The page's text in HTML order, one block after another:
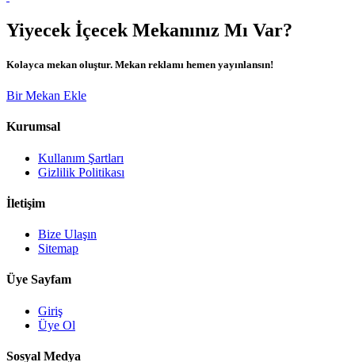
Yiyecek İçecek Mekanınız Mı Var?
Kolayca mekan oluştur. Mekan reklamı hemen yayınlansın!
Bir Mekan Ekle
Kurumsal
Kullanım Şartları
Gizlilik Politikası
İletişim
Bize Ulaşın
Sitemap
Üye Sayfam
Giriş
Üye Ol
Sosyal Medya